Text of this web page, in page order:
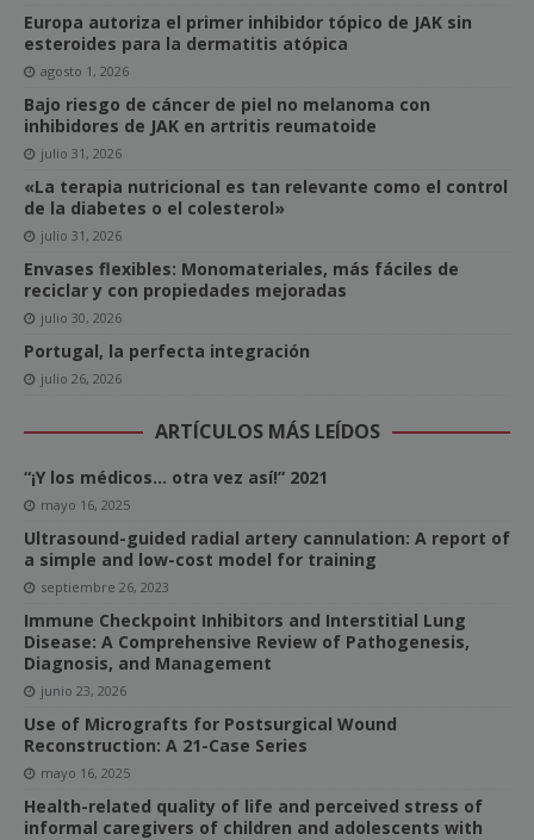
Europa autoriza el primer inhibidor tópico de JAK sin
esteroides para la dermatitis atópica
agosto 1, 2026
Bajo riesgo de cáncer de piel no melanoma con
inhibidores de JAK en artritis reumatoide
julio 31, 2026
«La terapia nutricional es tan relevante como el control
de la diabetes o el colesterol»
julio 31, 2026
Envases flexibles: Monomateriales, más fáciles de
reciclar y con propiedades mejoradas
julio 30, 2026
Portugal, la perfecta integración
julio 26, 2026
ARTÍCULOS MÁS LEÍDOS
“¡Y los médicos… otra vez así!” 2021
mayo 16, 2025
Ultrasound-guided radial artery cannulation: A report of
a simple and low-cost model for training
septiembre 26, 2023
Immune Checkpoint Inhibitors and Interstitial Lung
Disease: A Comprehensive Review of Pathogenesis,
Diagnosis, and Management
junio 23, 2026
Use of Micrografts for Postsurgical Wound
Reconstruction: A 21-Case Series
mayo 16, 2025
Health-related quality of life and perceived stress of
informal caregivers of children and adolescents with